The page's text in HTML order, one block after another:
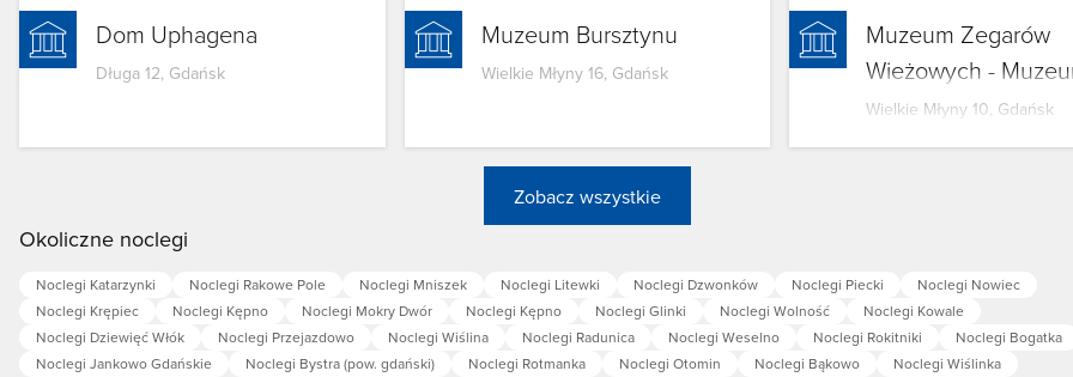
Dom Uphagena
Długa 12, Gdańsk
Muzeum Bursztynu
Wielkie Młyny 16, Gdańsk
Muzeum Zegarów
Wieżowych -
Nauki Gdańskiej
Wielkie Młyny 10, Gdańsk
Zobacz wszystkie
Okoliczne noclegi
Noclegi Katarzynki Noclegi Rakowe Pole Noclegi Mniszek Noclegi Litewki Noclegi Dzwonków Noclegi Piecki
Noclegi Nowiec
Noclegi Krępiec
Noclegi Kępno Noclegi Mokry Dwór Noclegi Kępno Noclegi Glinki Noclegi Wolność
Noclegi Kowale
Noclegi Dziewięć Włók
Noclegi Przejazdowo Noclegi Wiślina Noclegi Radunica Noclegi Weselno Noclegi Rokitniki
Noclegi Bogatka
Noclegi Jankowo Gdańskie
Noclegi Bystra (pow. gdański) Noclegi Rotmanka Noclegi Otomin Noclegi Bąkowo
Noclegi Wiślinka